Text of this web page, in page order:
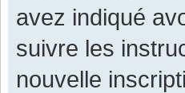
avez indiqué
suivre les
nouvelle